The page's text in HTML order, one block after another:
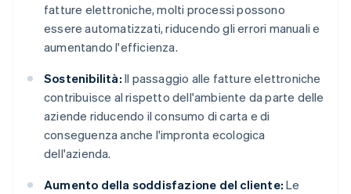
fatture elettroniche, molti processi possono
essere automatizzati, riducendo gli errori manuali e
aumentando l'efficienza.
Sostenibilità: Il passaggio alle fatture elettroniche
contribuisce al rispetto dell'ambiente da parte delle
aziende riducendo il consumo di carta e di
conseguenza anche l'impronta ecologica
dell'azienda.
Aumento della soddisfazione del cliente: Le